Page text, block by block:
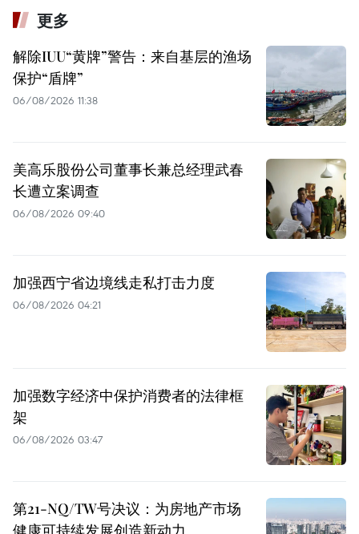
更多
解除IUU“黄牌”警告：来自基层的渔场
保护“盾牌”
06/08/2026 11:38
美高乐股份公司董事长兼总经理武春
长遭立案调查
06/08/2026 09:40
加强西宁省边境线走私打击力度
06/08/2026 04:21
加强数字经济中保护消费者的法律框
架
06/08/2026 03:47
第21-NQ/TW号决议：为房地产市场
健康可持续发展创造新动力